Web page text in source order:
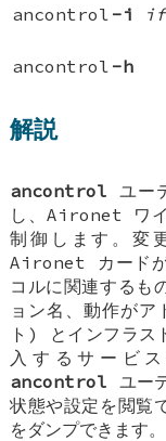
ancontrol -i
ancontrol -h
解説
ancontrol ユー
し、Aironet ワイ
制御します。変
Aironet カード
コルに関連するも
ョン名、動作が
ト) とインフラス
入するサービ
ancontrol ユー
状態や設定を閲覧
をダンプできます。